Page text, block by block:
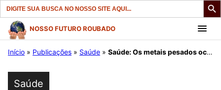
Search
for:
Pular
para
conteúdo
NOSSO FUTURO ROUBADO
Início » Publicações » Saúde » Saúde: Os metais pesados ​​ocultos que danificam seu cérebro – e de onde eles vêm.
Saúde